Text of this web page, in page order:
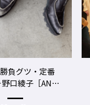
種が本格的に
、現在の働き
子